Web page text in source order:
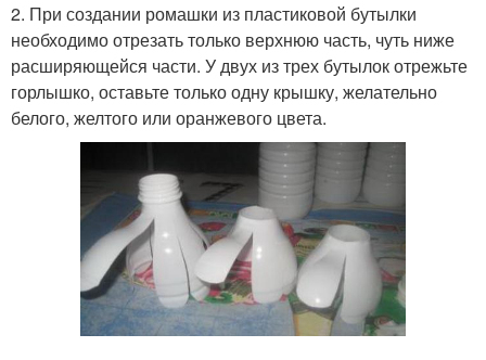
2. При создании ромашки из пластиковой бутылки
необходимо отрезать только верхнюю часть, чуть ниже
расширяющейся части. У двух из трех бутылок отрежьте
горлышко, оставьте только одну крышку, желательно
белого, желтого или оранжевого цвета.